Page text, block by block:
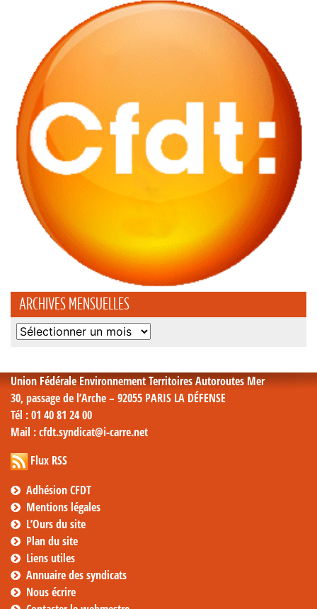
ARCHIVES MENSUELLES
Archives
Union Fédérale Environnement Territoires Autoroutes Mer
30, passage de l’Arche – 92055 PARIS LA DÉFENSE
Tél : 01 40 81 24 00
Mail : cfdt.syndicat@i-carre.net
Flux RSS
Adhésion CFDT
Mentions légales
L’Ours du site
Plan du site
Liens utiles
Annuaire des syndicats
Nous écrire